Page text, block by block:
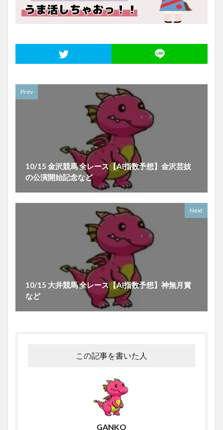
Prev
10/15 金沢競馬 全レース【AI指数予想】金沢芸妓
の公演開始記念など
Next
10/15 大井競馬 全レース【AI指数予想】神無月賞
など
この記事を書いた人
GANKO